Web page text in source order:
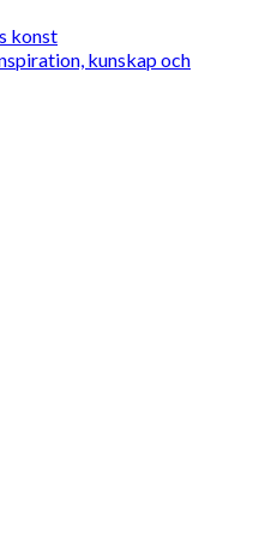
konst
kunskap och